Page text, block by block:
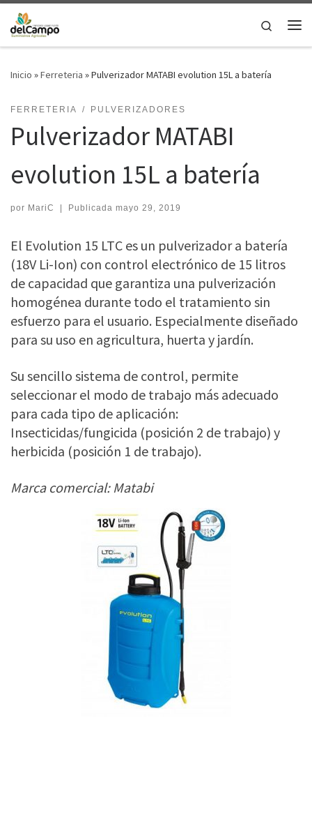
Saltar al contenido
Search
Inicio »Ferreteria »Pulverizador MATABI evolution 15L a batería
FERRETERIA PULVERIZADORES
Pulverizador MATABI
evolution 15L a batería
por MariC | Publicada mayo 29, 2019
El Evolution 15 LTC es un pulverizador a batería
(18V Li-Ion) con control electrónico de 15 litros
de capacidad que garantiza una pulverización
homogénea durante todo el tratamiento sin
esfuerzo para el usuario. Especialmente diseñado
para su uso en agricultura, huerta y jardín.
Su sencillo sistema de control, permite
seleccionar el modo de trabajo más adecuado
para cada tipo de aplicación:
Insecticidas/fungicida (posición 2 de trabajo) y
herbicida (posición 1 de trabajo).
Marca comercial: Matabi